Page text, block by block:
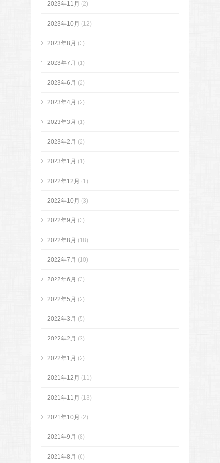
2023年11月 (2)
2023年10月 (12)
2023年8月 (3)
2023年7月 (1)
2023年6月 (2)
2023年4月 (2)
2023年3月 (1)
2023年2月 (2)
2023年1月 (1)
2022年12月 (1)
2022年10月 (3)
2022年9月 (3)
2022年8月 (18)
2022年7月 (10)
2022年6月 (3)
2022年5月 (2)
2022年3月 (5)
2022年2月 (3)
2022年1月 (2)
2021年12月 (11)
2021年11月 (13)
2021年10月 (2)
2021年9月 (8)
2021年8月 (6)